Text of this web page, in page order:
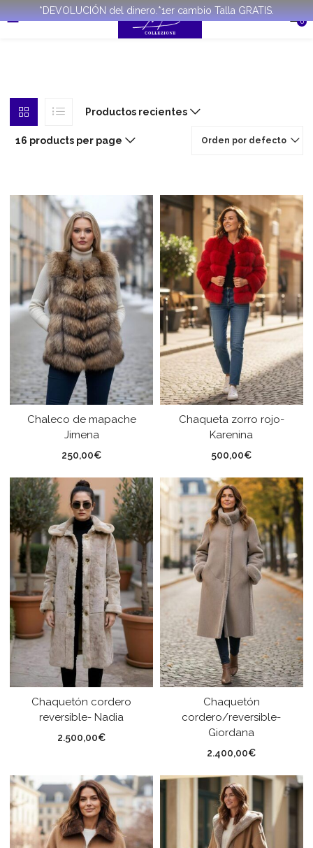
*DEVOLUCIÓN del dinero.*1er cambio Talla GRATIS.
0
Productos recientes
Orden por defecto
16 products per page
Chaleco de mapache
Jimena
250,00€
Chaqueta zorro rojo-
Karenina
500,00€
Chaquetón cordero
reversible- Nadia
2.500,00€
Chaquetón
cordero/reversible-
Giordana
2.400,00€